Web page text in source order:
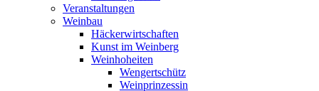
Veranstaltungen
Weinbau
Häckerwirtschaften
Kunst im Weinberg
Weinhoheiten
Wengertschütz
Weinprinzessin